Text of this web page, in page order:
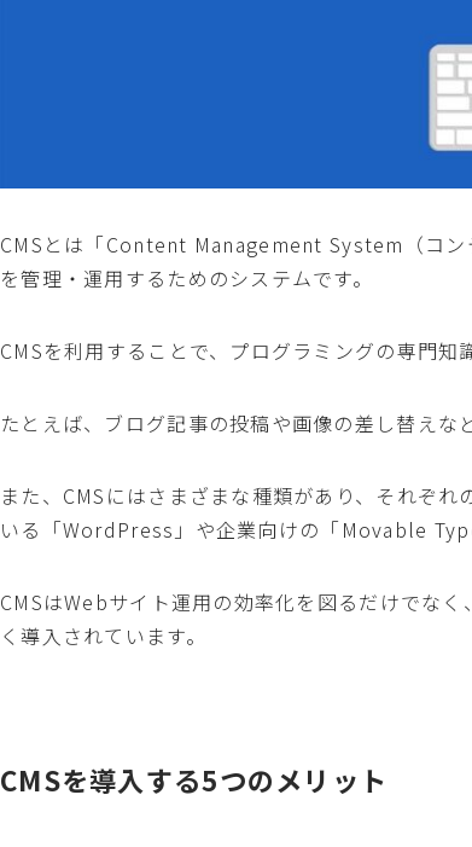
CMSとは「Content Management System（コン
を管理・運用するためのシステムです。
CMSを利用することで、プログラミングの専門知
たとえば、ブログ記事の投稿や画像の差し替えな
また、CMSにはさまざまな種類があり、それぞ
いる「WordPress」や企業向けの「Movable
CMSはWebサイト運用の効率化を図るだけでな
く導入されています。
CMSを導入する5つのメリット